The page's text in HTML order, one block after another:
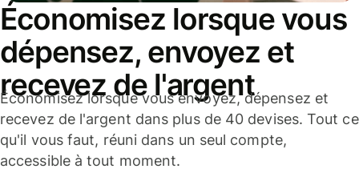
Économisez lorsque vous
dépensez, envoyez et
recevez de l'argent
Économisez lorsque vous envoyez, dépensez et
recevez de l'argent dans plus de 40 devises. Tout ce
qu'il vous faut, réuni dans un seul compte,
accessible à tout moment.